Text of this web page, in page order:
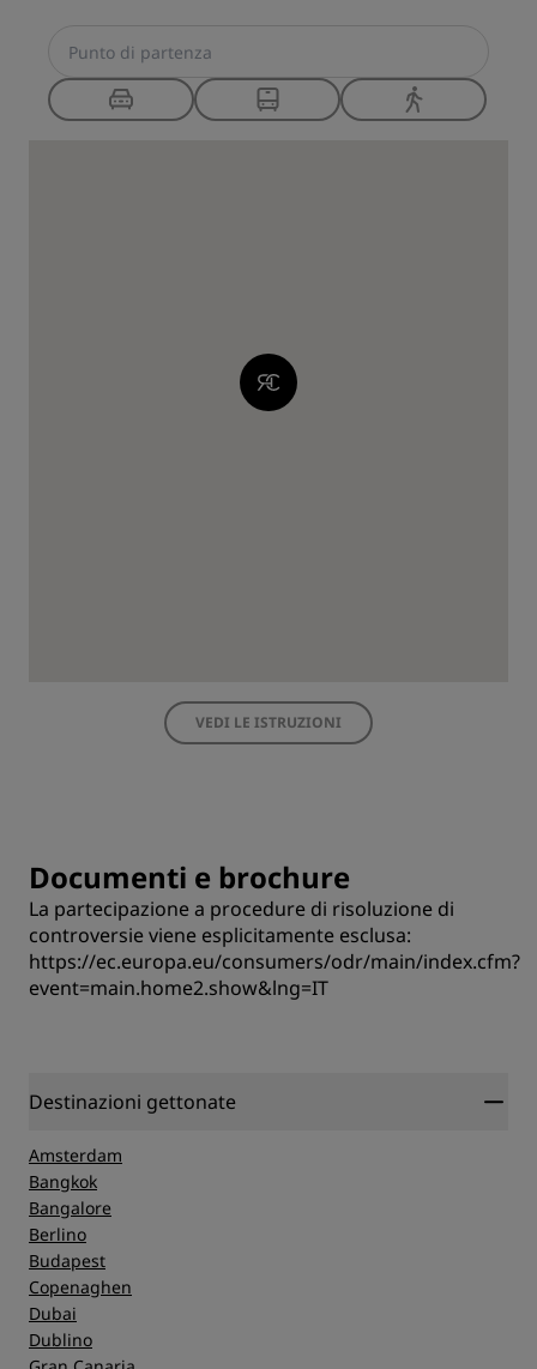
VEDI LE ISTRUZIONI
Documenti e brochure
La partecipazione a procedure di risoluzione di
controversie viene esplicitamente esclusa:
https://ec.europa.eu/consumers/odr/main/index.cfm?
event=main.home2.show&lng=IT
Destinazioni gettonate
Amsterdam
Bangkok
Bangalore
Berlino
Budapest
Copenaghen
Dubai
Dublino